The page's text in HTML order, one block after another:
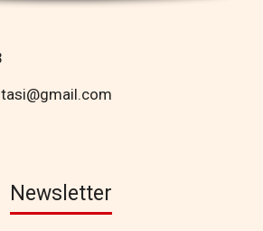
Newsletter